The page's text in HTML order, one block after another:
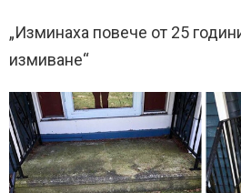
„Изминаха повече от 25
измиване“